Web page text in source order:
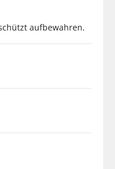
aufbewahren.